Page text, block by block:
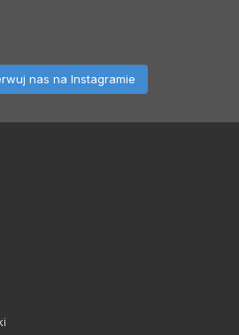
nas na Instagramie